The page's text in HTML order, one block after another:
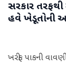
સરકાર તરફથી
હવે ખેડૂતોની
ખરીફ પાકની